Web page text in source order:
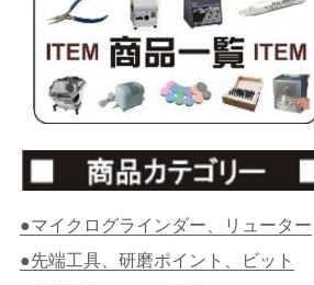
●マイクログラインダー、リューター
●先端工具、研磨ポイント、ビット